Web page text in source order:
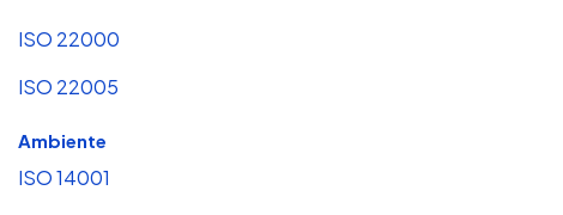
ISO 22000
ISO 22005
Ambiente
ISO 14001